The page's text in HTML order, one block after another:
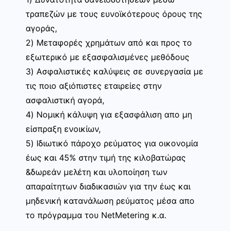
τραπεζών με τους ευνοϊκότερους όρους της
αγοράς,
2) Μεταφορές χρημάτων από και προς το
εξωτερικό με εξασφαλισμένες μεθόδους
3) Ασφαλιστικές καλύψεις σε συνεργασία με
τις ποιο αξιόπιστες εταιρείες στην
ασφαλιστική αγορά,
4) Νομική κάλυψη για εξασφάλιση απο μη
είσπραξη ενοικίων,
5) Ιδιωτικό πάροχο ρεύματος για οικονομία
έως και 45% στην τιμή της κιλοβατώρας
&δωρεάν μελέτη και υλοποίηση των
απαραίτητων διαδικασιών για την έως και
μηδενική κατανάλωση ρεύματος μέσα απο
το πρόγραμμα του NetMetering κ.α.